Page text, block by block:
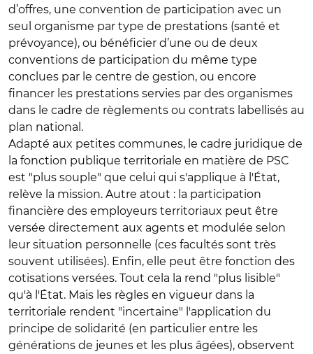
d’offres, une convention de participation avec un
seul organisme par type de prestations (santé et
prévoyance), ou bénéficier d’une ou de deux
conventions de participation du même type
conclues par le centre de gestion, ou encore
financer les prestations servies par des organismes
dans le cadre de règlements ou contrats labellisés au
plan national.
Adapté aux petites communes, le cadre juridique de
la fonction publique territoriale en matière de PSC
est "plus souple" que celui qui s'applique à l'État,
relève la mission. Autre atout : la participation
financière des employeurs territoriaux peut être
versée directement aux agents et modulée selon
leur situation personnelle (ces facultés sont très
souvent utilisées). Enfin, elle peut être fonction des
cotisations versées. Tout cela la rend "plus lisible"
qu'à l'État. Mais les règles en vigueur dans la
territoriale rendent "incertaine" l'application du
principe de solidarité (en particulier entre les
générations de jeunes et les plus âgées), observent